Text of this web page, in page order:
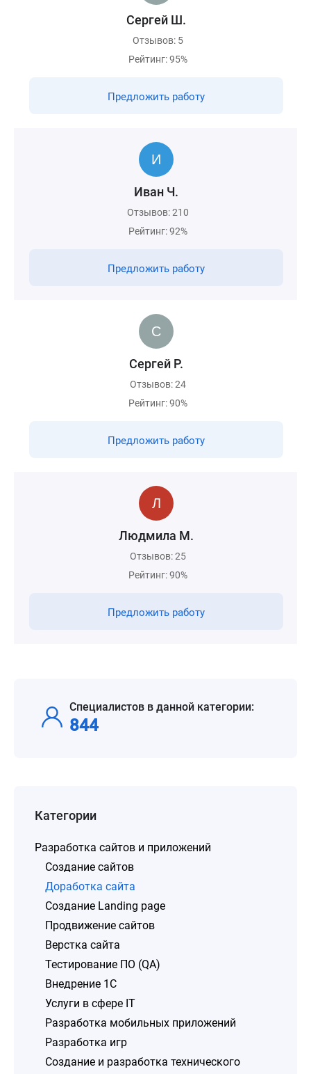
Сергей Ш.
Отзывов: 5
Рейтинг: 95%
Предложить работу
Иван Ч.
Отзывов: 210
Рейтинг: 92%
Предложить работу
Сергей Р.
Отзывов: 24
Рейтинг: 90%
Предложить работу
Людмила М.
Отзывов: 25
Рейтинг: 90%
Предложить работу
Специалистов в данной категории:
844
Категории
Разработка сайтов и приложений
Создание сайтов
Доработка сайта
Создание Landing page
Продвижение сайтов
Верстка сайта
Тестирование ПО (QA)
Внедрение 1C
Услуги в сфере IT
Разработка мобильных приложений
Разработка игр
Создание и разработка технического